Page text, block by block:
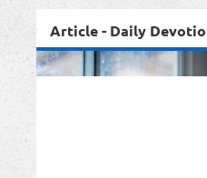
Article - Daily